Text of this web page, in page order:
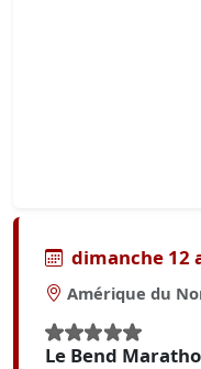
dimanche 12
Amérique du
Le Bend